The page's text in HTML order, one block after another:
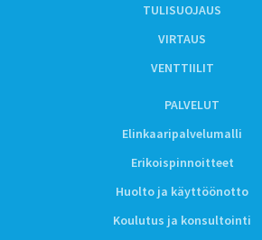
TULISUOJAUS
VIRTAUS
VENTTIILIT
PALVELUT
Elinkaaripalvelumalli
Erikoispinnoitteet
Huolto ja käyttöönotto
Koulutus ja konsultointi